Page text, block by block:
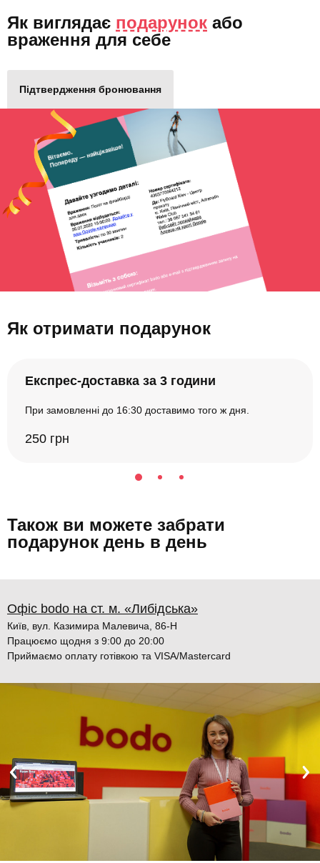
Як виглядає подарунок або
враження для себе
Підтвердження бронювання
Як отримати подарунок
Експрес-доставка за 3 години
При замовленні до 16:30 доставимо того ж дня.
250 грн
Також ви можете забрати
подарунок день в день
Офіс bodo на ст. м. «Либідська»
Київ, вул. Казимира Малевича, 86-Н
Працюємо щодня з 9:00 до 20:00
Приймаємо оплату готівкою та VISA/Mastercard